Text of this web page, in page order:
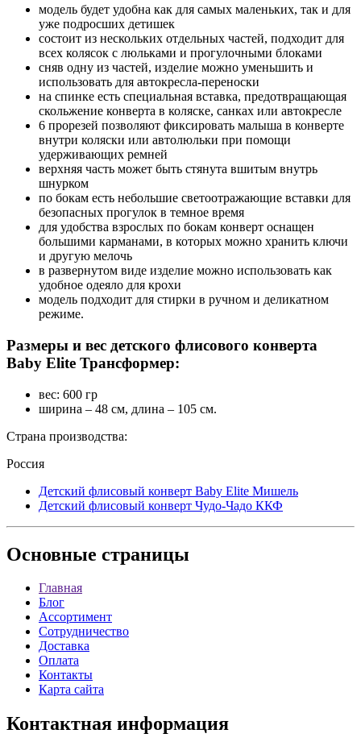
модель будет удобна как для самых маленьких, так и для
уже подросших детишек
состоит из нескольких отдельных частей, подходит для
всех колясок с люльками и прогулочными блоками
сняв одну из частей, изделие можно уменьшить и
использовать для автокресла-переноски
на спинке есть специальная вставка, предотвращающая
скольжение конверта в коляске, санках или автокресле
6 прорезей позволяют фиксировать малыша в конверте
внутри коляски или автолюльки при помощи
удерживающих ремней
верхняя часть может быть стянута вшитым внутрь
шнурком
по бокам есть небольшие светоотражающие вставки для
безопасных прогулок в темное время
для удобства взрослых по бокам конверт оснащен
большими карманами, в которых можно хранить ключи
и другую мелочь
в развернутом виде изделие можно использовать как
удобное одеяло для крохи
модель подходит для стирки в ручном и деликатном
режиме.
Размеры и вес детского флисового конверта
Baby Elite Трансформер:
вес: 600 гр
ширина – 48 см, длина – 105 см.
Страна производства:
Россия
Детский флисовый конверт Baby Elite Мишель
Детский флисовый конверт Чудо-Чадо ККФ
Основные страницы
Главная
Блог
Ассортимент
Сотрудничество
Доставка
Оплата
Контакты
Карта сайта
Контактная информация